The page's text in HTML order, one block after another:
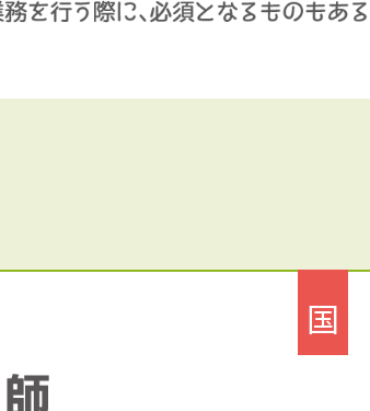
国